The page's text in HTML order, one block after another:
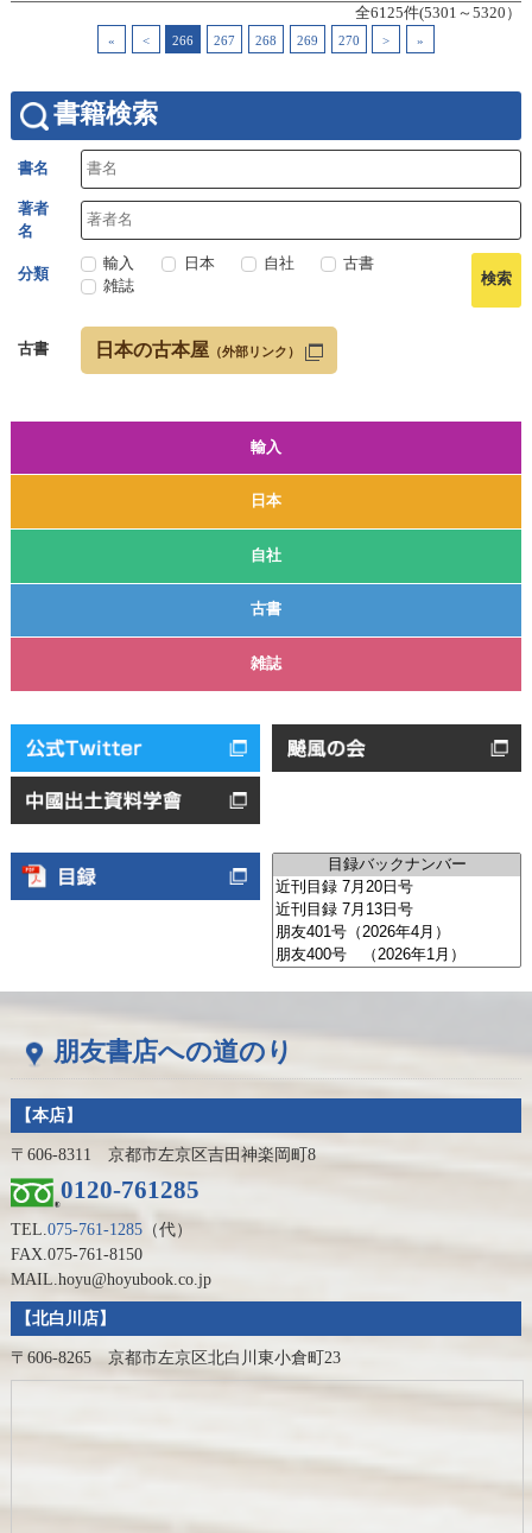
輸入
日本
自社
古書
雑誌
全6125件(5301～5320）
« < 266 267 268 269 270 > »
書籍検索
書名
著者
名
分類
輸入 日本 自社
古書
雑誌
古書 日本の古本屋 （外部リンク）
朋友書店への道のり
【本店】
〒606-8311 京都市左京区吉田神楽岡町8
0120-761285
TEL.075-761-1285（代）
FAX.075-761-8150
MAIL.hoyu@hoyubook.co.jp
【北白川店】
〒606-8265 京都市左京区北白川東小倉町23